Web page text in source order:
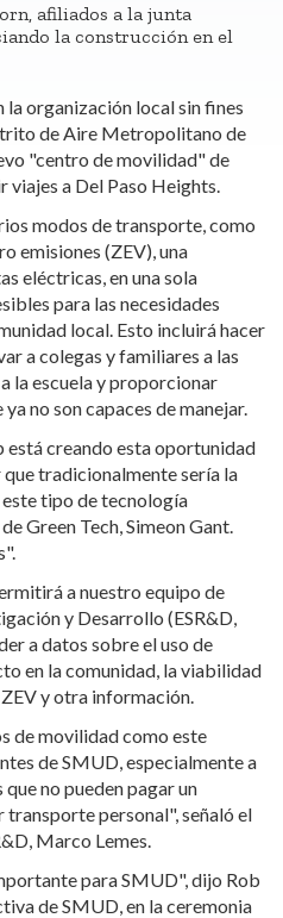
afiliados a la junta
la construcción en el
la organización local sin fines
de Aire Metropolitano de
"centro de movilidad" de
a Del Paso Heights.
modos de transporte, como
emisiones (ZEV), una
eléctricas, en una sola
para las necesidades
local. Esto incluirá hacer
a colegas y familiares a las
la escuela y proporcionar
no son capaces de manejar.
creando esta oportunidad
tradicionalmente sería la
tipo de tecnología
Green Tech, Simeon Gant.
a nuestro equipo de
y Desarrollo (ESR&D,
a datos sobre el uso de
en la comunidad, la viabilidad
y otra información.
de movilidad como este
de SMUD, especialmente a
no pueden pagar un
personal", señaló el
Marco Lemes.
para SMUD", dijo Rob
de SMUD, en la ceremonia